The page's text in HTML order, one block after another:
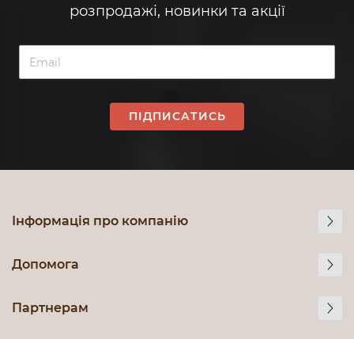
розпродажі, новинки та акції
ПІДПИСАТИСЬ
Інформація про компанію
Допомога
Партнерам